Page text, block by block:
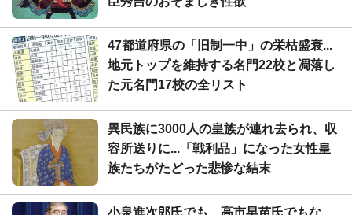
47都道府県の「旧制一中」の栄枯盛衰...
地元トップを維持する名門22校と凋落し
た元名門17校の全リスト
異民族に3000人の皇族が連れ去られ、収
容所送りに...「戦利品」になった女性皇
族たちがたどった悲惨な結末
小泉進次郎氏でも、高市早苗氏でもな